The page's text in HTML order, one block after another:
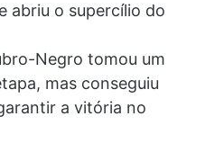
abriu o supercílio do
Negro tomou um
mas conseguiu
a vitória no